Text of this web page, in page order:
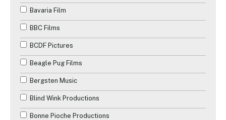
Bavaria Film
BBC Films
BCDF Pictures
Beagle Pug Films
Bergsten Music
Blind Wink Productions
Bonne Pioche Productions